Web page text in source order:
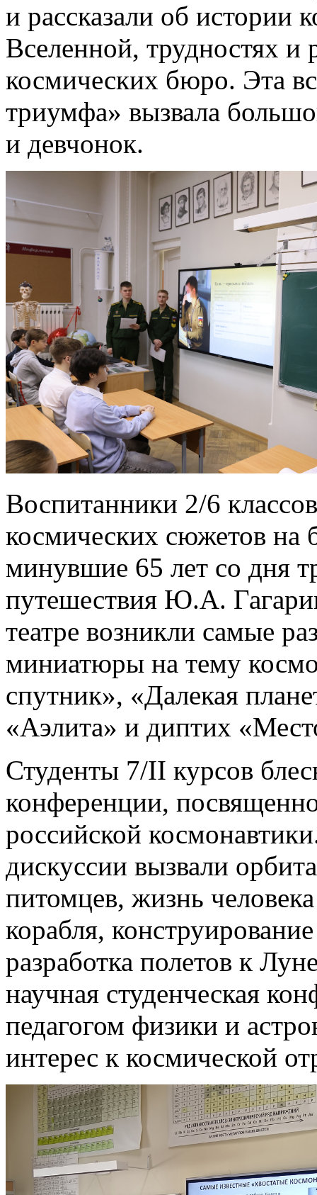
и рассказали об истории
Вселенной, трудностях и
космических бюро. Эта
триумфа» вызвала
и девчонок.
Воспитанники 2/6
космических сюжетов на
минувшие 65 лет со дня
путешествия Ю.А.
театре возникли самые
миниатюры на тему
спутник», «Далекая
«Аэлита» и диптих
Студенты 7/II курсов
конференции,
российской
дискуссии вызвали
питомцев, жизнь
корабля,
разработка полетов к
научная студенческая
педагогом физики и
интерес к космической